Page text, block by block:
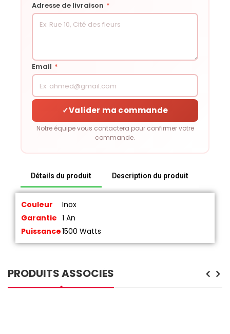
Adresse de livraison *
Email *
✓Valider ma commande
Notre équipe vous contactera pour confirmer votre
commande.
Détails du produit Description du produit
Couleur
Inox
Garantie 1 An
Puissance1500 Watts
PRODUITS ASSOCIÉS